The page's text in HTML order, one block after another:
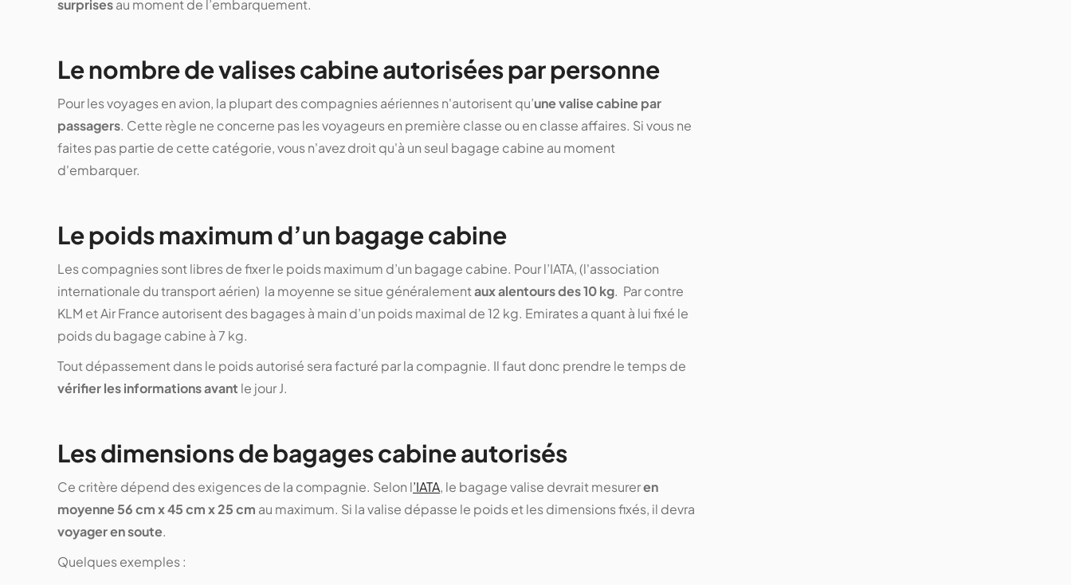
surprisesau moment de l’embarquement.
Le nombre de valises cabine autorisées par personne
Pour les voyages en avion, la plupart des compagnies aériennes n'autorisent qu’une valise cabine par
passagers. Cette règle ne concerne pas les voyageurs en première classe ou en classe affaires. Si vous ne
faites pas partie de cette catégorie, vous n'avez droit qu'à un seul bagage cabine au moment
d'embarquer.
Le poids maximum d’un bagage cabine
Les compagnies sont libres de fixer le poids maximum d’un bagage cabine. Pour l’IATA, (l'association
internationale du transport aérien) la moyenne se situe généralementaux alentours des 10 kg. Par contre
KLM et Air France autorisent des bagages à main d’un poids maximal de 12 kg. Emirates a quant à lui fixé le
poids du bagage cabine à 7 kg.
Tout dépassement dans le poids autorisé sera facturé par la compagnie. Il faut donc prendre le temps de
vérifier les informations avant le jour J.
Les dimensions de bagages cabine autorisés
Ce critère dépend des exigences de la compagnie. Selon l’IATA, le bagage valise devrait mesureren
moyenne 56 cm x 45 cm x 25 cm au maximum. Si la valise dépasse le poids et les dimensions fixés, il devra
voyager en soute.
Quelques exemples :